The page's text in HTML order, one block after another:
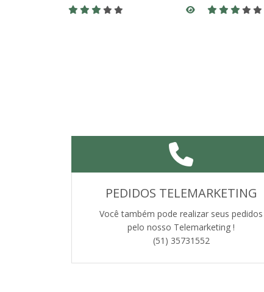
PEDIDOS TELEMARKETING
Você também pode realizar seus pedidos
pelo nosso Telemarketing !
(51) 35731552